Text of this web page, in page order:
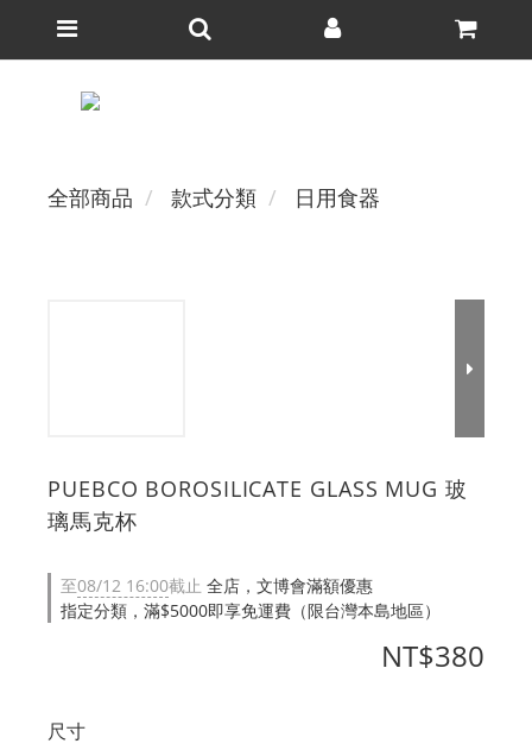
全部商品 款式分類 日用食器
PUEBCO BOROSILICATE GLASS MUG 玻
璃馬克杯
至08/12 16:00截止 全店，文博會滿額優惠
指定分類，滿$5000即享免運費（限台灣本島地區）
NT$380
尺寸